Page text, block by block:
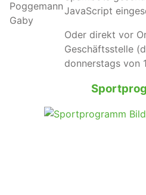
JavaScript
Oder direkt vor
Geschäftsstelle
donnerstags von